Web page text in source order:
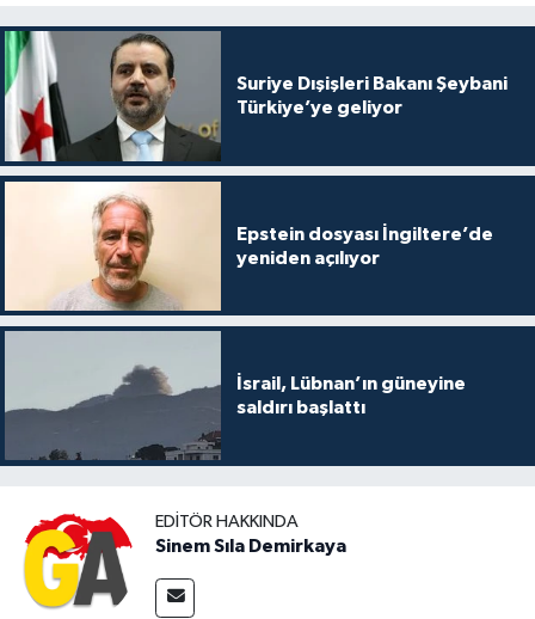
Suriye Dışişleri Bakanı Şeybani
Türkiye’ye geliyor
Epstein dosyası İngiltere’de
yeniden açılıyor
İsrail, Lübnan’ın güneyine
saldırı başlattı
EDITÖR HAKKINDA
Sinem Sıla Demirkaya